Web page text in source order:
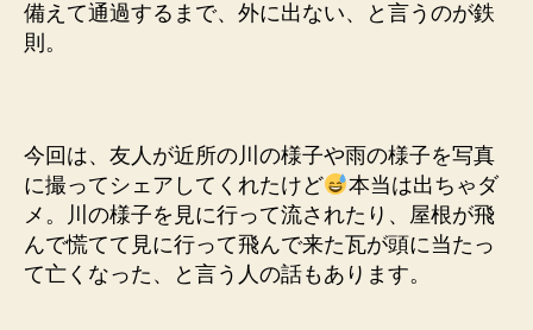
備えて通過するまで、外に出ない、と言うのが鉄
則。
今回は、友人が近所の川の様子や雨の様子を写真
に撮ってシェアしてくれたけど
本当は出ちゃダ
メ。川の様子を見に行って流されたり、屋根が飛
んで慌てて見に行って飛んで来た瓦が頭に当たっ
て亡くなった、と言う人の話もあります。